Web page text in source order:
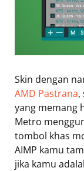
Skin dengan
AMD Pastrana,
yang memang
Metro
tombol khas
AIMP kamu
jika kamu